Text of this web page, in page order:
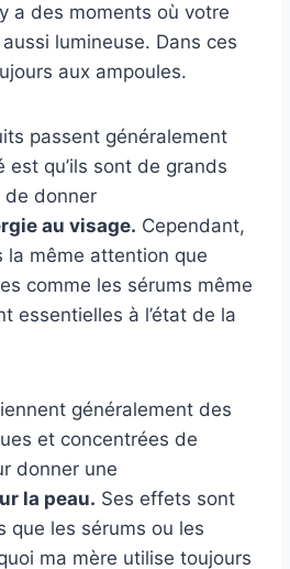
a des moments où votre
lumineuse. Dans ces
aux ampoules.
passent généralement
est qu’ils sont de grands
de donner
au visage. Cependant,
la même attention que
comme les sérums même
essentielles à l’état de la
généralement des
et concentrées de
donner une
la peau. Ses effets sont
que les sérums ou les
ma mère utilise toujours